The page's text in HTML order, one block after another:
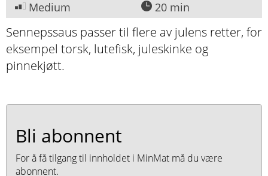
Medium 20 min
Sennepssaus passer til flere av julens retter, for
eksempel torsk, lutefisk, juleskinke og
pinnekjøtt.
Bli abonnent
For å få tilgang til innholdet i MinMat må du være
abonnent.